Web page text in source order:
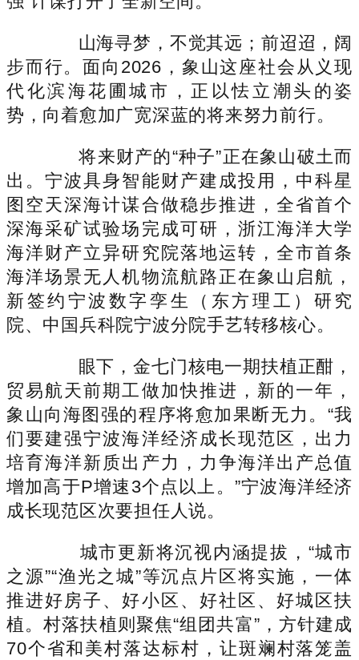
山海寻梦，不觉其远；前迢迢，阔
步而行。面向2026，象山这座社会从义现
代化滨海花圃城市，正以怯立潮头的姿
势，向着愈加广宽深蓝的将来努力前行。
将来财产的“种子”正在象山破土而
出。宁波具身智能财产建成投用，中科星
图空天深海计谋合做稳步推进，全省首个
深海采矿试验场完成可研，浙江海洋大学
海洋财产立异研究院落地运转，全市首条
海洋场景无人机物流航路正在象山启航，
新签约宁波数字孪生（东方理工）研究
院、中国兵科院宁波分院手艺转移核心。
眼下，金七门核电一期扶植正酣，
贸易航天前期工做加快推进，新的一年，
象山向海图强的程序将愈加果断无力。“我
们要建强宁波海洋经济成长现范区，出力
培育海洋新质出产力，力争海洋出产总值
增加高于P增速3个点以上。”宁波海洋经济
成长现范区次要担任人说。
城市更新将沉视内涵提拔，“城市
之源”“渔光之城”等沉点片区将实施，一体
推进好房子、好小区、好社区、好城区扶
植。村落扶植则聚焦“组团共富”，方针建成
70个省和美村落达标村，让斑斓村落笼盖